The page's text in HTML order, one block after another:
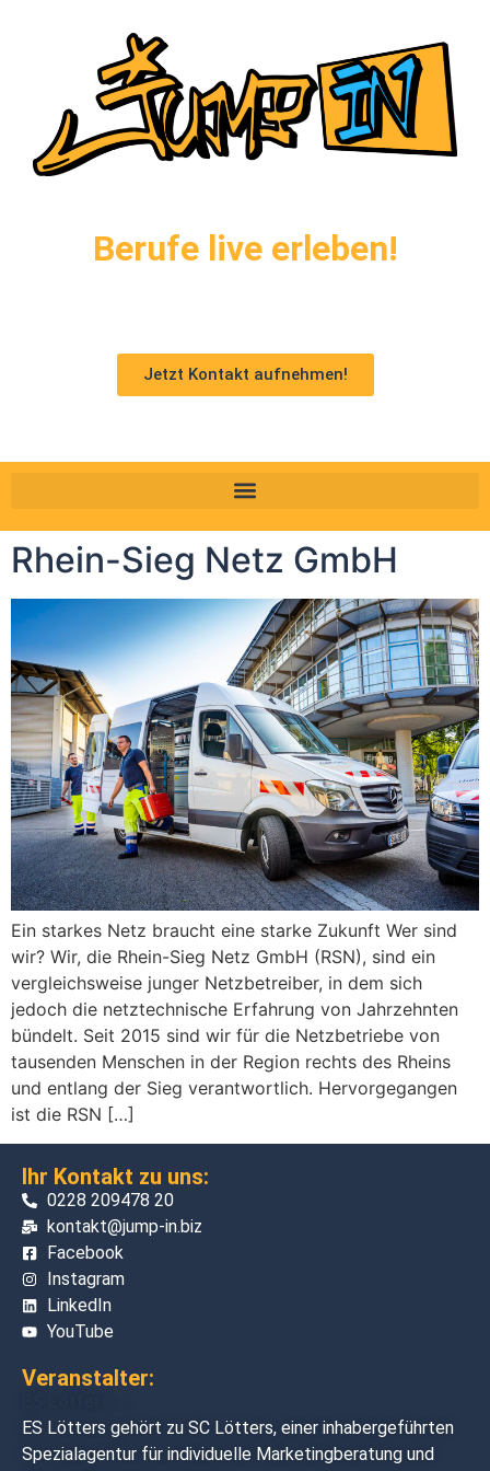
Berufe live erleben!
Jetzt Kontakt aufnehmen!
Rhein-Sieg Netz GmbH
Ein starkes Netz braucht eine starke Zukunft Wer sind
wir? Wir, die Rhein-Sieg Netz GmbH (RSN), sind ein
vergleichsweise junger Netzbetreiber, in dem sich
jedoch die netztechnische Erfahrung von Jahrzehnten
bündelt. Seit 2015 sind wir für die Netzbetriebe von
tausenden Menschen in der Region rechts des Rheins
und entlang der Sieg verantwortlich. Hervorgegangen
ist die RSN […]
Ihr Kontakt zu uns:
0228 209478 20
kontakt@jump-in.biz
Facebook
Instagram
LinkedIn
YouTube
Veranstalter:
ES Lötters gehört zu SC Lötters, einer inhabergeführten
Spezialagentur für individuelle Marketingberatung und